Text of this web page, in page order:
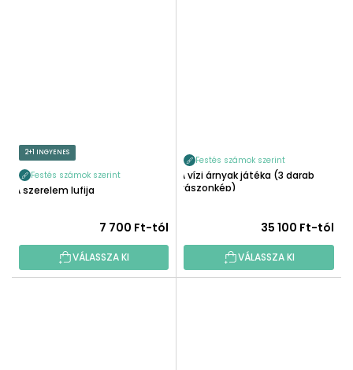
2+1 INGYENES
Festés számok szerint
A szerelem lufija
7 700 Ft-tól
VÁLASSZA KI
Festés számok szerint
A vízi árnyak játéka (3 darab
vászonkép)
35 100 Ft-tól
VÁLASSZA KI